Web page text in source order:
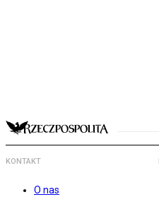
KONTAKT
O nas